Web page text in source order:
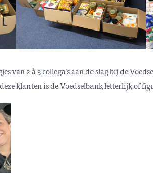
van 2 à 3 collega’s aan de slag bij de
klanten is de Voedselbank letterlijk of